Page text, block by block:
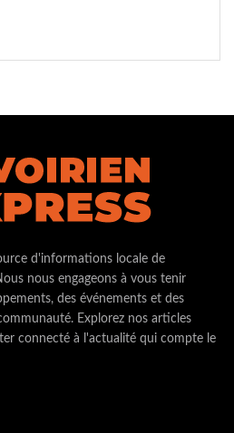
d'informations locale de
nous engageons à vous tenir
des événements et des
Explorez nos articles
connecté à l'actualité qui compte le